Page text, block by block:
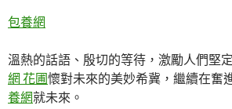
包養網
溫熱的話語、殷切的等待，激勵人們堅
網 花圃懷對未來的美妙希冀，繼續在奮
養網就未來。